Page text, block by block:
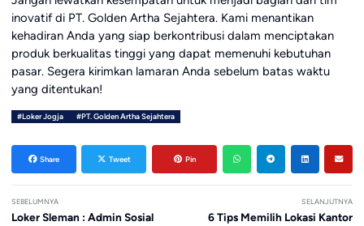
inovatif di PT. Golden Artha Sejahtera. Kami menantikan
kehadiran Anda yang siap berkontribusi dalam menciptakan
produk berkualitas tinggi yang dapat memenuhi kebutuhan
pasar. Segera kirimkan lamaran Anda sebelum batas waktu
yang ditentukan!
#Loker Jogja #PT. Golden Artha Sejahtera
Share Tweet Pin
SEBELUMNYA
Loker Sleman : Admin Sosial
SELANJUTNYA
6 Tips Memilih Lokasi Kantor